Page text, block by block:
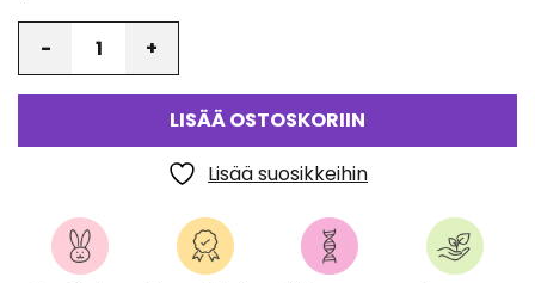
LISÄÄ OSTOSKORIIN
Lisää suosikkeihin